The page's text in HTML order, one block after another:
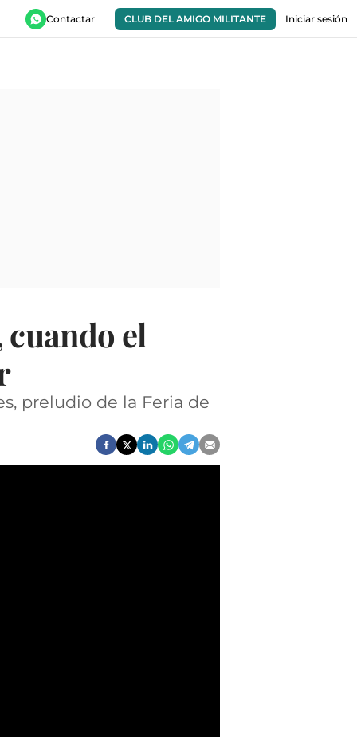
Contactar CLUB DEL AMIGO MILITANTE Iniciar sesión
cuando el
preludio de la Feria de